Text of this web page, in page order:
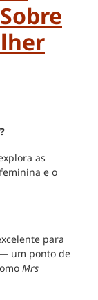
as
e o
para
um ponto de
Mrs